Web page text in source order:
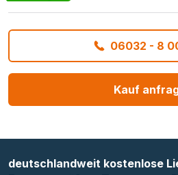
06032 - 8
Kauf
deutschlandweit kostenlose